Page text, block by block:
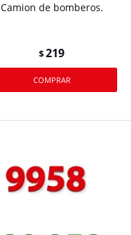
Camion de bomberos.
$219